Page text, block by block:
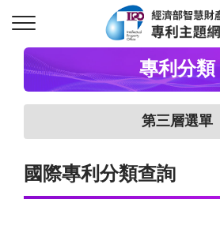
專利分類
第三層選單
國際專利分類查詢